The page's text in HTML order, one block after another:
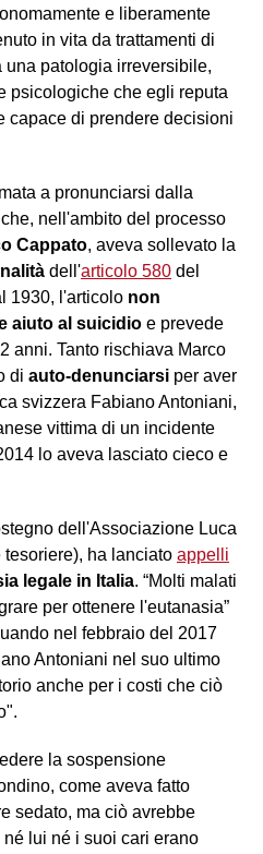
e liberamente
in vita da trattamenti di
una patologia irreversibile,
psicologiche che egli reputa
capace di prendere decisioni
a pronunciarsi dalla
che, nell'ambito del processo
Cappato, aveva sollevato la
dell'articolo 580 del
1930, l'articolo non
aiuto al suicidio e prevede
anni. Tanto rischiava Marco
di auto-denunciarsi per aver
svizzera Fabiano Antoniani,
vittima di un incidente
lo aveva lasciato cieco e
dell'Associazione Luca
ha lanciato appelli
legale in Italia. “Molti malati
per ottenere l'eutanasia”
nel febbraio del 2017
Antoniani nel suo ultimo
anche per i costi che ciò
la sospensione
come aveva fatto
sedato, ma ciò avrebbe
lui né i suoi cari erano